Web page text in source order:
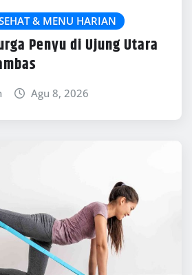
& MENU HARIAN
Penyu di Ujung Utara
Agu 8, 2026